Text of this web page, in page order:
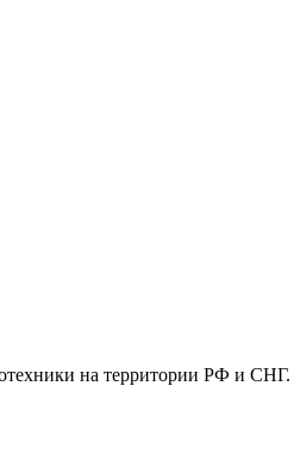
на территории РФ и СНГ.